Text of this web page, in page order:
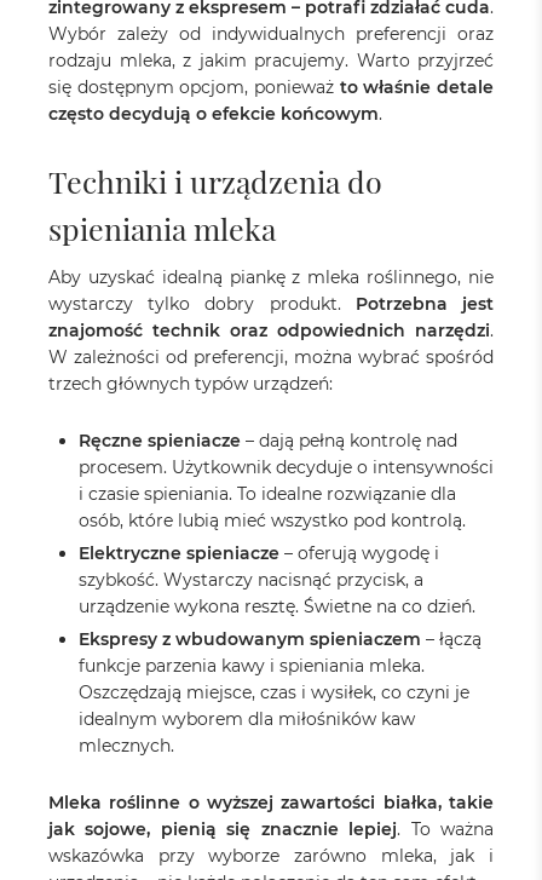
zintegrowany z ekspresem – potrafi zdziałać cuda.
Wybór zależy od indywidualnych preferencji oraz
rodzaju mleka, z jakim pracujemy. Warto przyjrzeć
się dostępnym opcjom, ponieważ to właśnie detale
często decydują o efekcie końcowym.
Techniki i urządzenia do
spieniania mleka
Aby uzyskać idealną piankę z mleka roślinnego, nie
wystarczy tylko dobry produkt. Potrzebna jest
znajomość technik oraz odpowiednich narzędzi.
W zależności od preferencji, można wybrać spośród
trzech głównych typów urządzeń:
Ręczne spieniacze – dają pełną kontrolę nad
procesem. Użytkownik decyduje o intensywności
i czasie spieniania. To idealne rozwiązanie dla
osób, które lubią mieć wszystko pod kontrolą.
Elektryczne spieniacze – oferują wygodę i
szybkość. Wystarczy nacisnąć przycisk, a
urządzenie wykona resztę. Świetne na co dzień.
Ekspresy z wbudowanym spieniaczem – łączą
funkcje parzenia kawy i spieniania mleka.
Oszczędzają miejsce, czas i wysiłek, co czyni je
idealnym wyborem dla miłośników kaw
mlecznych.
Mleka roślinne o wyższej zawartości białka, takie
jak sojowe, pienią się znacznie lepiej. To ważna
wskazówka przy wyborze zarówno mleka, jak i